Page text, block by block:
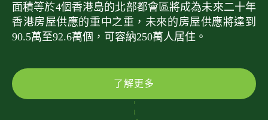
面積等於4個香港島的北部都會區將成為未來二十年
香港房屋供應的重中之重，未來的房屋供應將達到
90.5萬至92.6萬個，可容納250萬人居住。
了解更多